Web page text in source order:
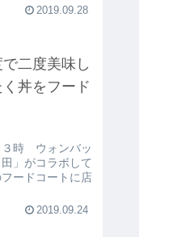
2019.09.28
二度美味し
丼をフード
３時 ウォンバッ
」がコラボして
ードコートに店
2019.09.24